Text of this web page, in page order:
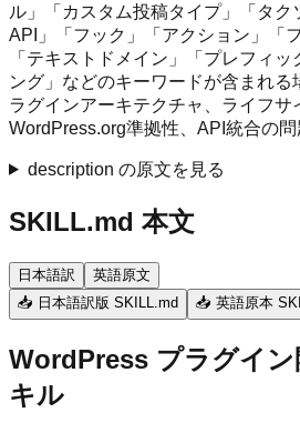
ル」「カスタム投稿タイプ」「タ
API」「フック」「アクション」「
「テキストドメイン」「プレフィ
ング」などのキーワードが含まれ
ラグインアーキテクチャ、ライフサ
WordPress.org準拠性、API統合の問
description の原文を見る
SKILL.md 本文
日本語訳
英語原文
📥 日本語訳版 SKILL.md
📥 英語原本
WordPress プラグイン
キル